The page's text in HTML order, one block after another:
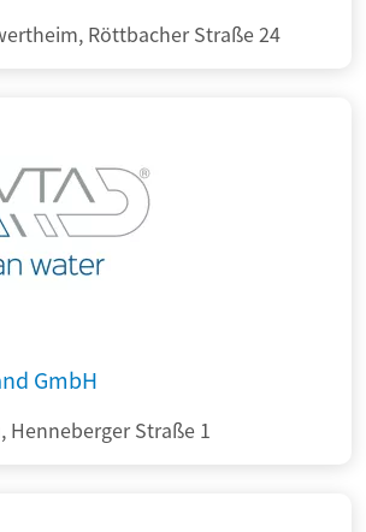
Röttbacher Straße 24
GmbH
Henneberger Straße 1